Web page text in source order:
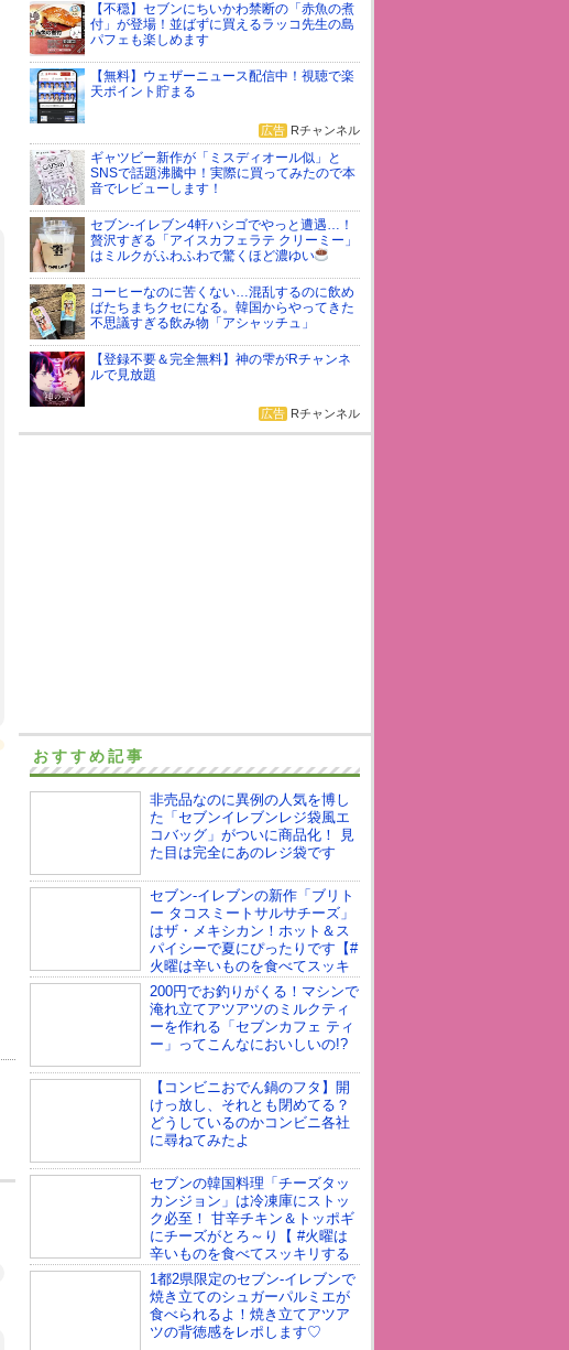
【不穏】セブンにちいかわ禁断の「赤魚の煮
付」が登場！並ばずに買えるラッコ先生の島
パフェも楽しめます
【無料】ウェザーニュース配信中！視聴で楽
天ポイント貯まる
広告Rチャンネル
ギャツビー新作が「ミスディオール似」と
SNSで話題沸騰中！実際に買ってみたので本
音でレビューします！
セブン-イレブン4軒ハシゴでやっと遭遇…！
贅沢すぎる「アイスカフェラテ クリーミー」
はミルクがふわふわで驚くほど濃ゆい
コーヒーなのに苦くない…混乱するのに飲め
ばたちまちクセになる。韓国からやってきた
不思議すぎる飲み物「アシャッチュ」
【登録不要＆完全無料】神の雫がRチャンネ
ルで見放題
広告Rチャンネル
おすすめ記事
非売品なのに異例の人気を博し
た「セブンイレブンレジ袋風エ
コバッグ」がついに商品化！ 見
た目は完全にあのレジ袋です
セブン-イレブンの新作「ブリト
ー タコスミートサルサチーズ」
はザ・メキシカン！ホット＆ス
パイシーで夏にぴったりです【#
火曜は辛いものを食べてスッキ
リする日】
200円でお釣りがくる！マシンで
淹れ立てアツアツのミルクティ
ーを作れる「セブンカフェ ティ
ー」ってこんなにおいしいの!?
【コンビニおでん鍋のフタ】開
けっ放し、それとも閉めてる？
どうしているのかコンビニ各社
に尋ねてみたよ
セブンの韓国料理「チーズタッ
カンジョン」は冷凍庫にストッ
ク必至！ 甘辛チキン＆トッポギ
にチーズがとろ～り【 #火曜は
辛いものを食べてスッキリする
日 】
1都2県限定のセブン-イレブンで
焼き立てのシュガーパルミエが
食べられるよ！焼き立てアツア
ツの背徳感をレポします♡